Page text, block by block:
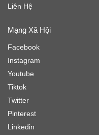
Liên Hệ
Mạng Xã Hội
Facebook
Instagram
Youtube
Tiktok
Twitter
Pinterest
Linkedin